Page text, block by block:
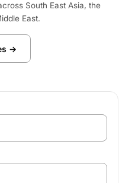
South East Asia, the
East.
→